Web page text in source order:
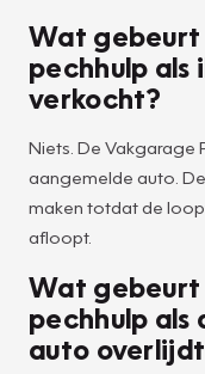
Wat gebeurt
pechhulp als
verkocht?
Niets. De Vakgarage
aangemelde auto.
maken totdat de
afloopt.
Wat gebeurt
pechhulp als
auto